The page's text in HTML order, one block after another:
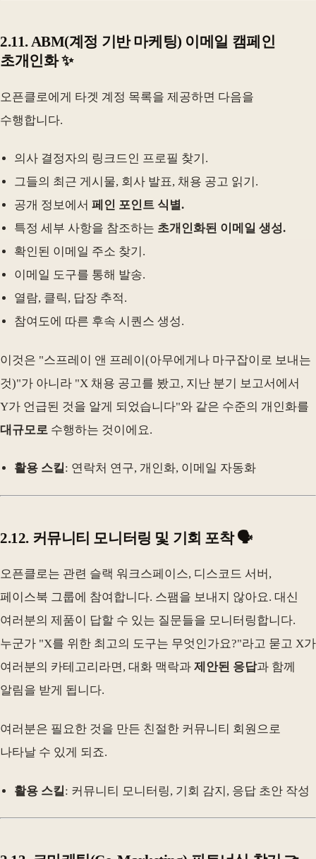
2.11. ABM(계정 기반 마케팅) 이메일 캠페인
초개인화 ✨
오픈클로에게 타겟 계정 목록을 제공하면 다음을
수행합니다.
의사 결정자의 링크드인 프로필 찾기.
그들의 최근 게시물, 회사 발표, 채용 공고 읽기.
공개 정보에서 페인 포인트 식별.
특정 세부 사항을 참조하는 초개인화된 이메일 생성.
확인된 이메일 주소 찾기.
이메일 도구를 통해 발송.
열람, 클릭, 답장 추적.
참여도에 따른 후속 시퀀스 생성.
이것은 "스프레이 앤 프레이(아무에게나 마구잡이로 보내는
것)"가 아니라 "X 채용 공고를 봤고, 지난 분기 보고서에서
Y가 언급된 것을 알게 되었습니다"와 같은 수준의 개인화를
대규모로 수행하는 것이에요.
활용 스킬: 연락처 연구, 개인화, 이메일 자동화
2.12. 커뮤니티 모니터링 및 기회 포착 🗣️
오픈클로는 관련 슬랙 워크스페이스, 디스코드 서버,
페이스북 그룹에 참여합니다. 스팸을 보내지 않아요. 대신
여러분의 제품이 답할 수 있는 질문들을 모니터링합니다.
누군가 "X를 위한 최고의 도구는 무엇인가요?"라고 묻고 X가
여러분의 카테고리라면, 대화 맥락과 제안된 응답과 함께
알림을 받게 됩니다.
여러분은 필요한 것을 만든 친절한 커뮤니티 회원으로
나타날 수 있게 되죠.
활용 스킬 : 커뮤니티 모니터링, 기회 감지, 응답 초안 작성